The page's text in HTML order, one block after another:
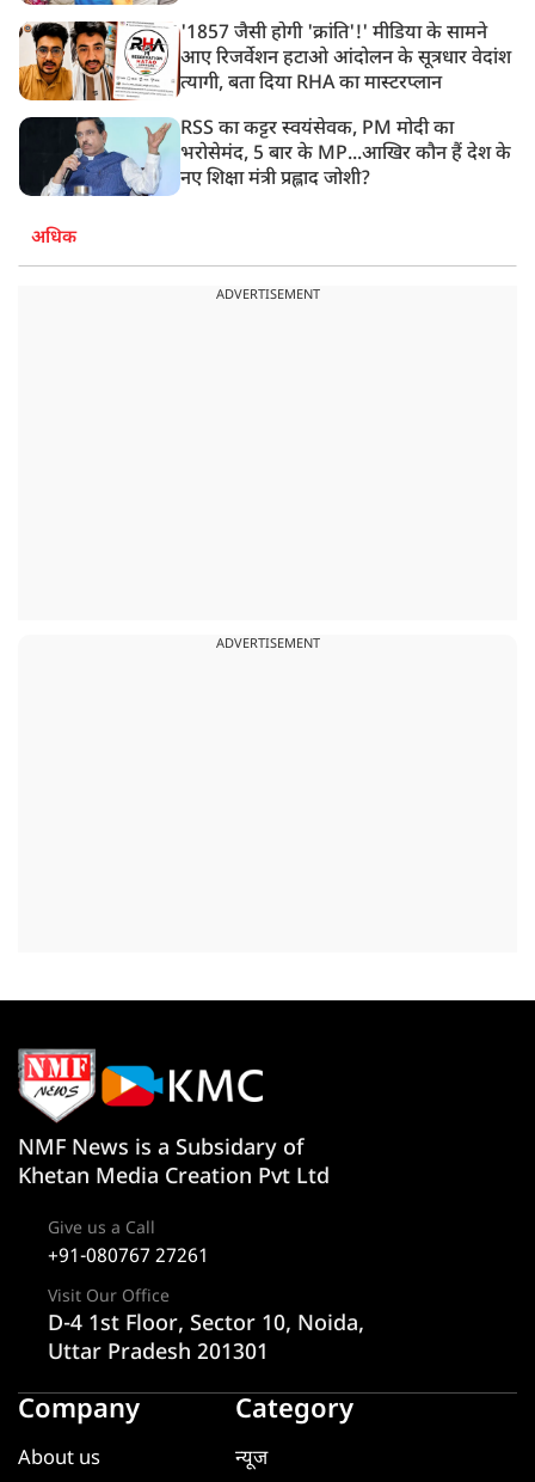
'1857 जैसी होगी 'क्रांति'!' मीडिया के सामने
आए रिजर्वेशन हटाओ आंदोलन के सूत्रधार वेदांश
त्यागी, बता दिया RHA का मास्टरप्लान
RSS का कट्टर स्वयंसेवक, PM मोदी का
भरोसेमंद, 5 बार के MP...आखिर कौन हैं देश के
नए शिक्षा मंत्री प्रह्लाद जोशी?
अधिक
ADVERTISEMENT
ADVERTISEMENT
NMF News is a Subsidary of
Khetan Media Creation Pvt Ltd
Give us a Call
+91-080767 27261
Visit Our Office
D-4 1st Floor, Sector 10, Noida,
Uttar Pradesh 201301
Company
About us
Category
न्यूज